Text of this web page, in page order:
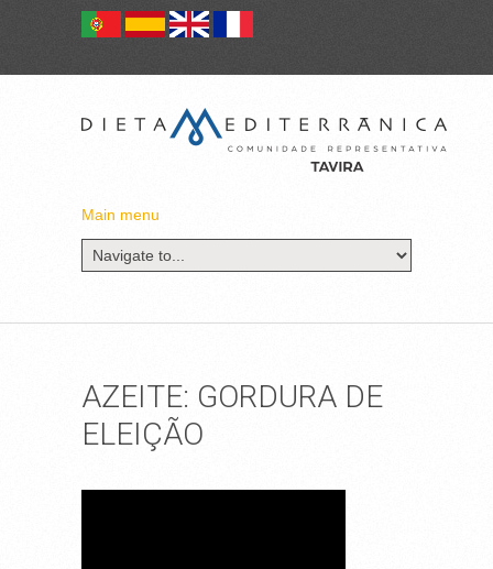
Main menu
AZEITE: GORDURA DE
ELEIÇÃO